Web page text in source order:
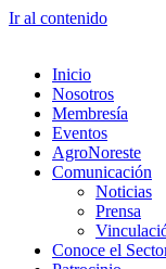
Ir al contenido
Inicio
Nosotros
Membresía
Eventos
AgroNoreste
Comunicación
Noticias
Prensa
Conoce el